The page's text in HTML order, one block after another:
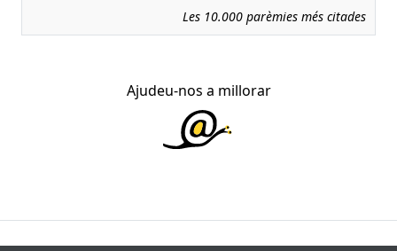
Les 10.000 parèmies més citades
Ajudeu-nos a millorar